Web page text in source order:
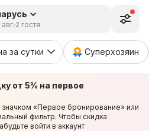
2 гостя
за сутки Суперхозяин
от 5% на первое
«Первое бронирование» или
фильтр. Чтобы скидка
войти в аккаунт